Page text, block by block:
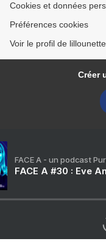
Cookies et données
Préférences cookies
Voir le profil de
Créer
FACE A - un podcast
FACE A #30 : Eve